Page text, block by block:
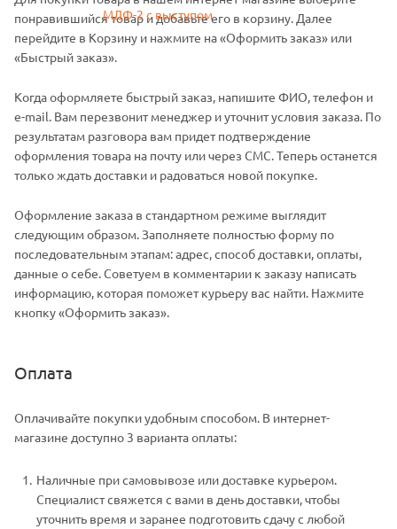
понравившийся товар и добавьте его в корзину. Далее
перейдите в Корзину и нажмите на «Оформить заказ» или
«Быстрый заказ».
Когда оформляете быстрый заказ, напишите ФИО, телефон и
e-mail. Вам перезвонит менеджер и уточнит условия заказа. По
результатам разговора вам придет подтверждение
оформления товара на почту или через СМС. Теперь останется
только ждать доставки и радоваться новой покупке.
Оформление заказа в стандартном режиме выглядит
следующим образом. Заполняете полностью форму по
последовательным этапам: адрес, способ доставки, оплаты,
данные о себе. Советуем в комментарии к заказу написать
информацию, которая поможет курьеру вас найти. Нажмите
кнопку «Оформить заказ».
Оплата
Оплачивайте покупки удобным способом. В интернет-
магазине доступно 3 варианта оплаты:
Наличные при самовывозе или доставке курьером.
Специалист свяжется с вами в день доставки, чтобы
уточнить время и заранее подготовить сдачу с любой